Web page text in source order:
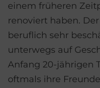
einem früheren
renoviert haben.
beruflich sehr
unterwegs auf
Anfang 20-jährigen
oftmals ihre